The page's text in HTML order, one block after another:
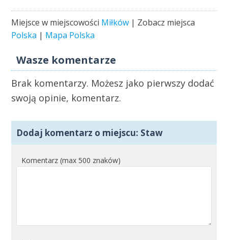
Miejsce w miejscowości Miłków | Zobacz miejsca
Polska | Mapa Polska
Wasze komentarze
Brak komentarzy. Możesz jako pierwszy dodać
swoją opinie, komentarz.
Dodaj komentarz o miejscu: Staw
Komentarz (max 500 znaków)